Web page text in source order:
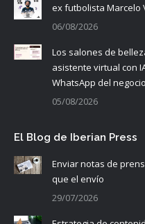
ex futbolista Marcelo
06/08/2026
Los salones de
asistente virtual con
WhatsApp del negocio
05/08/2026
El Blog de Iberian Press
Enviar notas de
que el envío
29/07/2026